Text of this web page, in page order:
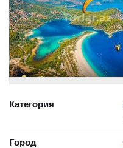
Категория
Город